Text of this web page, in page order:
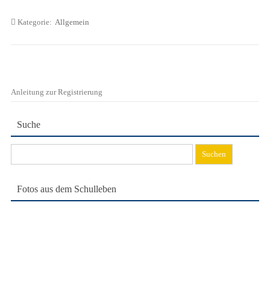
Kategorie: Allgemein
Anleitung zur Registrierung
Suche
nach:
Fotos aus dem Schulleben